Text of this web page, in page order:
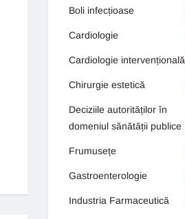
Boli infecțioase
Cardiologie
Cardiologie intervențională
Chirurgie estetică
Deciziile autorităților în
domeniul sănătății publice
Frumusețe
Gastroenterologie
Industria Farmaceutică